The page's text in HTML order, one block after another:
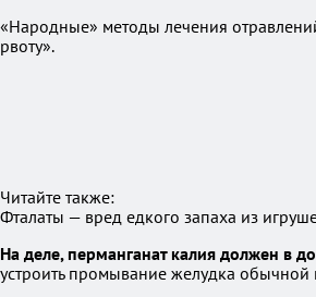
«Народные» методы лечения
рвоту».
Читайте также:
Фталаты — вред едкого запаха из
На деле, перманганат калия должен в
устроить промывание желудка